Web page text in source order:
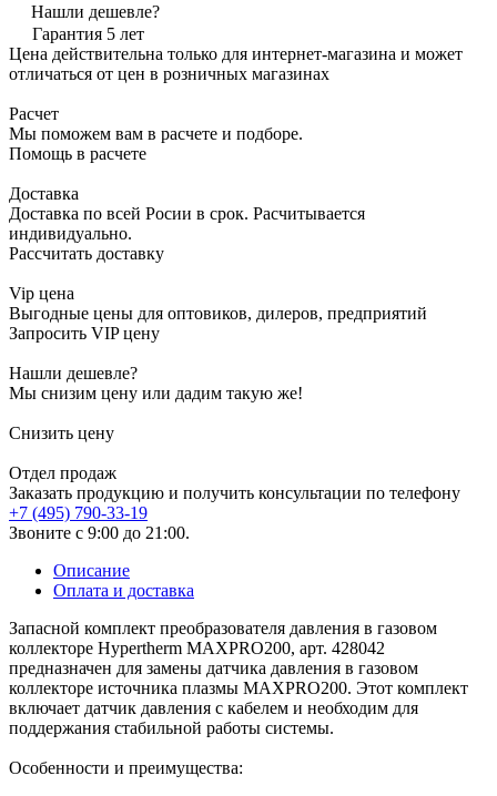
Нашли дешевле?
Гарантия 5 лет
Цена действительна только для интернет-магазина и может
отличаться от цен в розничных магазинах
Расчет
Мы поможем вам в расчете и подборе.
Помощь в расчете
Доставка
Доставка по всей Росии в срок. Расчитывается
индивидуально.
Рассчитать доставку
Vip цена
Выгодные цены для оптовиков, дилеров, предприятий
Запросить VIP цену
Нашли дешевле?
Мы снизим цену или дадим такую же!
Снизить цену
Отдел продаж
Заказать продукцию и получить консультации по телефону
+7 (495) 790-33-19
Звоните с 9:00 до 21:00.
Описание
Оплата и доставка
Запасной комплект преобразователя давления в газовом
коллекторе Hypertherm MAXPRO200, арт. 428042
предназначен для замены датчика давления в газовом
коллекторе источника плазмы MAXPRO200. Этот комплект
включает датчик давления с кабелем и необходим для
поддержания стабильной работы системы.
Особенности и преимущества: